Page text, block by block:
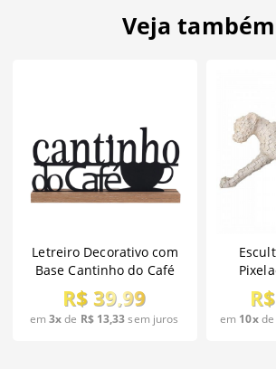
Veja
Letreiro Decorativo com
Base Cantinho do Café
30cm
R$ 39,99
em 3xde R$ 13,33sem juros em 10xde